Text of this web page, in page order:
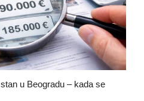
u Beogradu – kada se